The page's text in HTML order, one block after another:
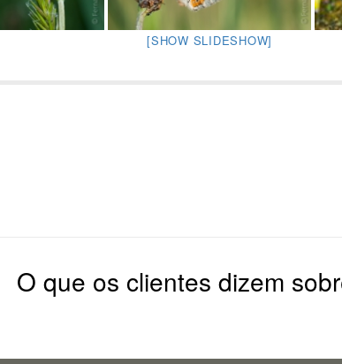
[SHOW SLIDESHOW]
O que os clientes dizem